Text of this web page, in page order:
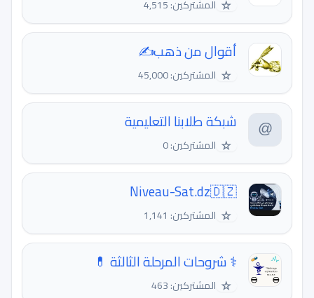
☆ المشتركين: 4,515
أقوال من ذهب✍
☆ المشتركين: 45,000
شبكة طلابنا التعليمية
المشتركين: 0
Niveau-Sat.dz🇩🇿
☆ المشتركين: 1,141
⚕️ شروحات المرحلة الثالثة 💊
☆ المشتركين: 463